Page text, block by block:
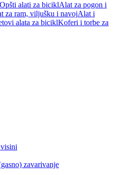
Opšti alati za biciklAlat za pogon i
za ram, viljušku i navojAlat i
alata za biciklKoferi i torbe za
zavarivanje